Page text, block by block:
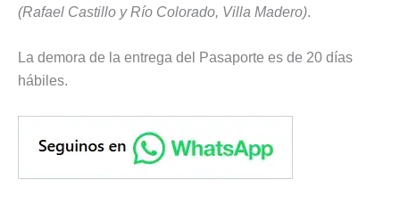
(Rafael Castillo y Río Colorado, Villa Madero).
La demora de la entrega del Pasaporte es de 20 días
hábiles.